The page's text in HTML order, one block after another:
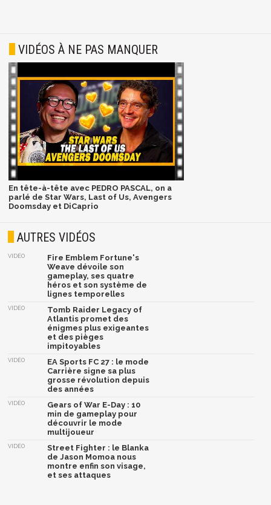
VIDÉOS À NE PAS MANQUER
En tête-à-tête avec PEDRO PASCAL, on a
parlé de Star Wars, Last of Us, Avengers
Doomsday et DiCaprio
AUTRES VIDÉOS
VIDÉO
Fire Emblem Fortune's
Weave dévoile son
gameplay, ses quatre
héros et son système de
lignes temporelles
VIDÉO
Tomb Raider Legacy of
Atlantis promet des
énigmes plus exigeantes
et des pièges
impitoyables
VIDÉO
EA Sports FC 27 : le mode
Carrière signe sa plus
grosse révolution depuis
des années
VIDÉO
Gears of War E-Day : 10
min de gameplay pour
découvrir le mode
multijoueur
VIDÉO
Street Fighter : le Blanka
de Jason Momoa nous
montre enfin son visage,
et ses attaques